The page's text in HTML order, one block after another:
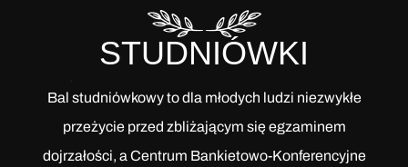
STUDNIÓWKI
Bal studniówkowy to dla młodych ludzi niezwykłe
przeżycie przed zbliżającym się egzaminem
dojrzałości, a Centrum Bankietowo-Konferencyjne